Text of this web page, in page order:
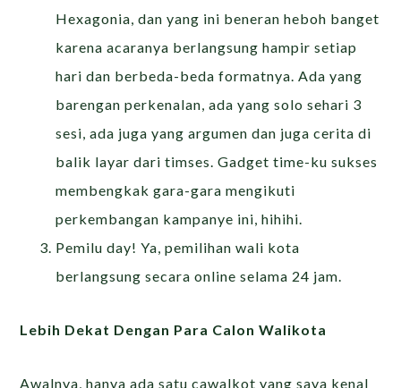
Hexagonia, dan yang ini beneran heboh banget
karena acaranya berlangsung hampir setiap
hari dan berbeda-beda formatnya. Ada yang
barengan perkenalan, ada yang solo sehari 3
sesi, ada juga yang argumen dan juga cerita di
balik layar dari timses. Gadget time-ku sukses
membengkak gara-gara mengikuti
perkembangan kampanye ini, hihihi.
Pemilu day! Ya, pemilihan wali kota
berlangsung secara online selama 24 jam.
Lebih Dekat Dengan Para Calon Walikota
Awalnya, hanya ada satu cawalkot yang saya kenal